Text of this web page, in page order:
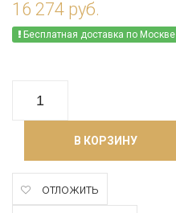
16 274 руб.
Бесплатная доставка по Москве
В КОРЗИНУ
отложить